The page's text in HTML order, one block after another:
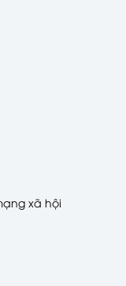
xã hội